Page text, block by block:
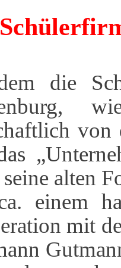
die
von
alten
einem
mit